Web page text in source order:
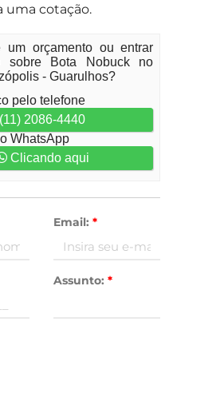
uma cotação.
um orçamento ou entrar
sobre Bota Nobuck no
- Guarulhos?
pelo telefone
(11) 2086-4440
WhatsApp
Clicando aqui
Email: *
Assunto: *